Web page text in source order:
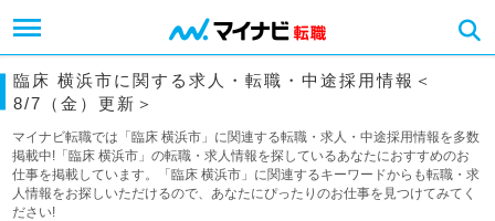
臨床 横浜市に関する求人・転職・中途採用情報＜
8/7（金）更新＞
マイナビ転職では「臨床 横浜市」に関連する転職・求人・中途採用情報を多数
掲載中!「臨床 横浜市」の転職・求人情報を探しているあなたにおすすめのお
仕事を掲載しています。「臨床 横浜市」に関連するキーワードからも転職・求
人情報をお探しいただけるので、あなたにぴったりのお仕事を見つけてみてく
ださい!